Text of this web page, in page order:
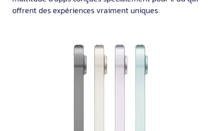
offrent des expériences vraiment uniques.